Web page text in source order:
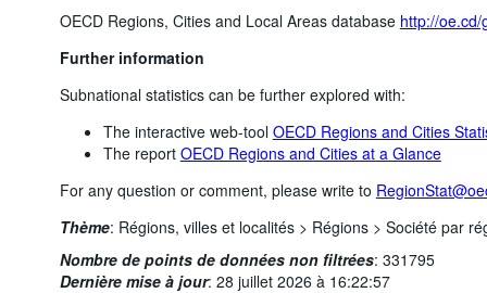
OECD Regions, Cities and Local Areas database http://oe.cd/
Further information
Subnational statistics can be further explored with:
The interactive web-tool OECD Regions and Cities
The report OECD Regions and Cities at a Glance
For any question or comment, please write to
Thème: Régions, villes et localités > Régions > Société par
Nombre de points de données non filtrées: 331795
Dernière mise à jour: 28 juillet 2026 à 16:22:57